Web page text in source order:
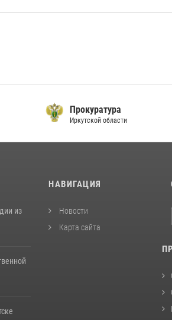
Прокуратура
Иркутской области
из
НАВИГАЦИЯ
Новости
Карта сайта